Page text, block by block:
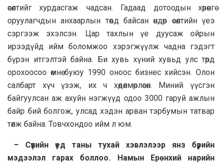
өсөлтийг хурдасгаж чадсан. Гадаад дотоодын хөрөнгө
оруулагчдын анхаарлын төвд байсан өндөр өсөлтийн үеэ
сэргээж эхэлсэн. Цар тахлын үе дуусаж ойрын
ирээдүйд ийм боломжоо хэрэгжүүлж чадна гэдэгт
бүрэн итгэлтэй байна. Би хувь хүний хувьд улс төрд
орохоосоо өмнө буюу 1990 оноос бизнес хийсэн. Олон
салбарт хүч үзэж, их ч хөдөлмөрлөсөн. Миний үүсгэн
байгуулсан аж ахуйн нэгжүүд одоо 3000 гаруй ажлын
байр бий болгож, улсад хэдэн арван тэрбумын татвар
төлж байна. Товчхондоо ийм л юм.
– Сүүлийн үед таны тухай хэвлэлээр янз бүрийн
мэдээлэл гарах боллоо. Намын Ерөнхий нарийн